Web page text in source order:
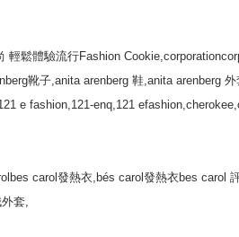
鬆體驗流行Fashion
靴子,anita arenberg 鞋,anita arenberg
e fashion,121-enq,121
carol發熱衣,bés carol發熱衣bes carol
套,